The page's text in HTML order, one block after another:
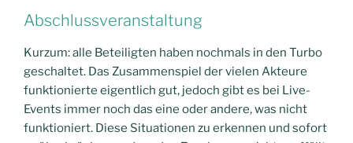
Abschlussveranstaltung
Kurzum: alle Beteiligten haben nochmals in den Turbo
geschaltet. Das Zusammenspiel der vielen Akteure
funktionierte eigentlich gut, jedoch gibt es bei Live-
Events immer noch das eine oder andere, was nicht
funktioniert. Diese Situationen zu erkennen und sofort